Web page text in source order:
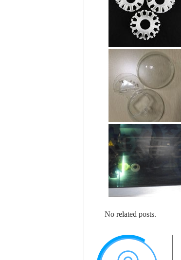
No related posts.